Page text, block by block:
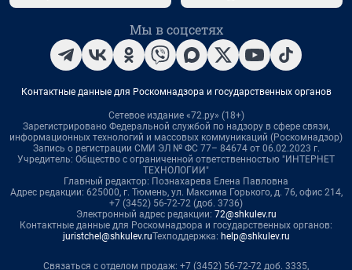
Мы в соцсетях
Контактные данные для Роскомнадзора и государственных органов
Сетевое издание «72.ру» (18+)
Зарегистрировано Федеральной службой по надзору в сфере связи,
информационных технологий и массовых коммуникаций (Роскомнадзор)
Запись о регистрации СМИ ЭЛ № ФС 77– 84674 от 06.02.2023 г.
Учредитель: Общество с ограниченной ответственностью "ИНТЕРНЕТ
ТЕХНОЛОГИИ"
Главный редактор: Познахарева Елена Павловна
Адрес редакции: 625000, г. Тюмень, ул. Максима Горького, д. 76, офис 214,
+7 (3452) 56-72-72 (доб. 3736)
Электронный адрес редакции: 72@shkulev.ru
Контактные данные для Роскомнадзора и государственных органов:
juristchel@shkulev.ruТехподдержка: help@shkulev.ru
Связаться с отделом продаж: +7 (3452) 56-72-72 доб. 3335,